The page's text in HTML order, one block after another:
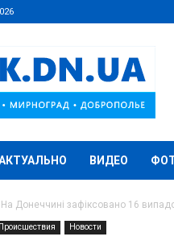
ВИДЕО
На Донеччині зафіксовано 16
Новости